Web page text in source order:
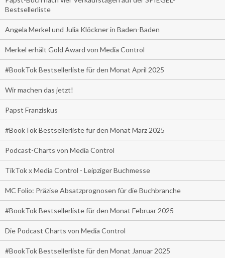
Bestsellerliste
Angela Merkel und Julia Klöckner in Baden-Baden
Merkel erhält Gold Award von Media Control
#BookTok Bestsellerliste für den Monat April 2025
Wir machen das jetzt!
Papst Franziskus
#BookTok Bestsellerliste für den Monat März 2025
Podcast-Charts von Media Control
TikTok x Media Control - Leipziger Buchmesse
MC Folio: Präzise Absatzprognosen für die Buchbranche
#BookTok Bestsellerliste für den Monat Februar 2025
Die Podcast Charts von Media Control
#BookTok Bestsellerliste für den Monat Januar 2025